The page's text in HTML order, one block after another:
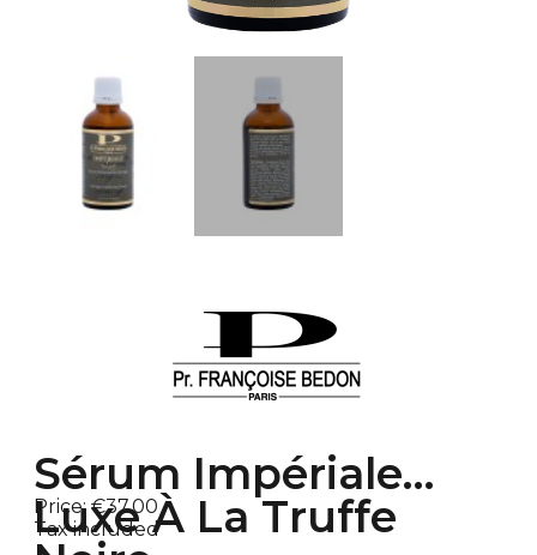
Sérum Impériale
Luxe À La Truffe
Price: €37.00
Tax included